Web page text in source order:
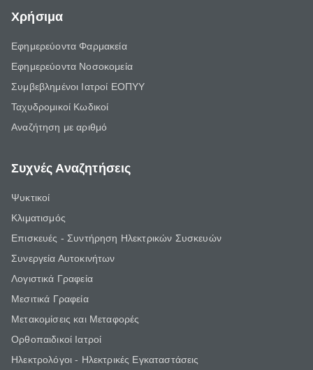
Χρήσιμα
Εφημερεύοντα Φαρμακεία
Εφημερεύοντα Νοσοκομεία
Συμβεβλημένοι Ιατροί ΕΟΠΥΥ
Ταχυδρομικοί Κωδικοί
Αναζήτηση με αριθμό
Συχνές Αναζητήσεις
Ψυκτικοί
Κλιματισμός
Επισκευές - Συντήρηση Ηλεκτρικών Συσκευών
Συνεργεία Αυτοκινήτων
Λογιστικά Γραφεία
Μεσιτικά Γραφεία
Μετακομίσεις και Μεταφορές
Ορθοπαιδικοί Ιατροί
Ηλεκτρολόγοι - Ηλεκτρικές Εγκαταστάσεις